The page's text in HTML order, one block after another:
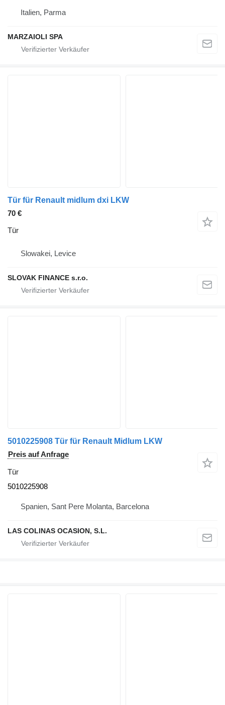
Italien, Parma
MARZAIOLI SPA
Tür für Renault midlum dxi LKW
70 €
Tür
Slowakei, Levice
SLOVAK FINANCE s.r.o.
5010225908 Tür für Renault Midlum LKW
Preis auf Anfrage
Tür
5010225908
Spanien, Sant Pere Molanta, Barcelona
LAS COLINAS OCASION, S.L.